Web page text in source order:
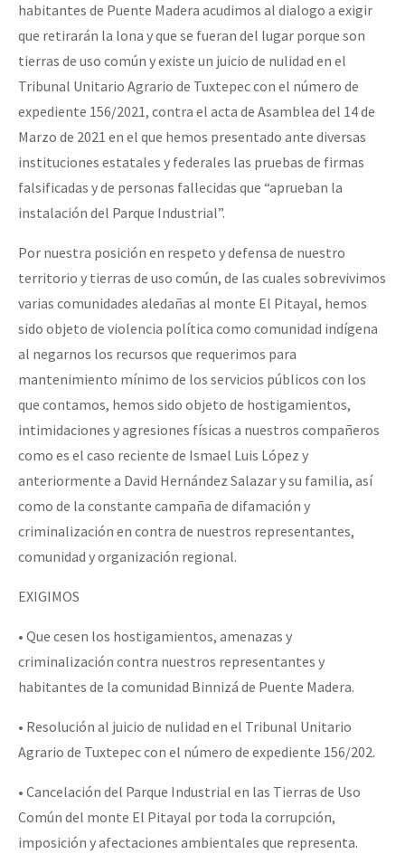
habitantes de Puente Madera acudimos al dialogo a exigir
que retirarán la lona y que se fueran del lugar porque son
tierras de uso común y existe un juicio de nulidad en el
Tribunal Unitario Agrario de Tuxtepec con el número de
expediente 156/2021, contra el acta de Asamblea del 14 de
Marzo de 2021 en el que hemos presentado ante diversas
instituciones estatales y federales las pruebas de firmas
falsificadas y de personas fallecidas que “aprueban la
instalación del Parque Industrial”.
Por nuestra posición en respeto y defensa de nuestro
territorio y tierras de uso común, de las cuales sobrevivimos
varias comunidades aledañas al monte El Pitayal, hemos
sido objeto de violencia política como comunidad indígena
al negarnos los recursos que requerimos para
mantenimiento mínimo de los servicios públicos con los
que contamos, hemos sido objeto de hostigamientos,
intimidaciones y agresiones físicas a nuestros compañeros
como es el caso reciente de Ismael Luis López y
anteriormente a David Hernández Salazar y su familia, así
como de la constante campaña de difamación y
criminalización en contra de nuestros representantes,
comunidad y organización regional.
EXIGIMOS
• Que cesen los hostigamientos, amenazas y
criminalización contra nuestros representantes y
habitantes de la comunidad Binnizá de Puente Madera.
• Resolución al juicio de nulidad en el Tribunal Unitario
Agrario de Tuxtepec con el número de expediente 156/202.
• Cancelación del Parque Industrial en las Tierras de Uso
Común del monte El Pitayal por toda la corrupción,
imposición y afectaciones ambientales que representa.